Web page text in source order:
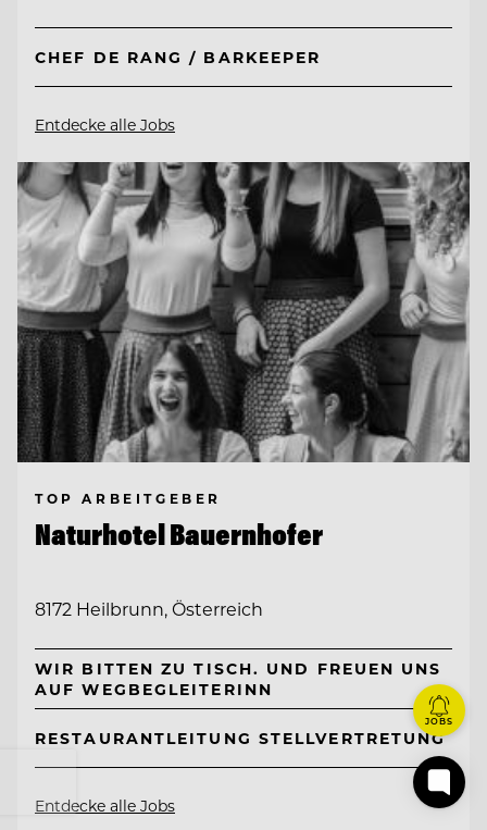
CHEF DE RANG / BARKEEPER
Entdecke alle Jobs
TOP ARBEITGEBER
Naturhotel Bauernhofer
8172 Heilbrunn, Österreich
WIR BITTEN ZU TISCH. UND FREUEN UNS
AUF WEGBEGLEITERINN
RESTAURANTLEITUNG STELLVERTRETUNG
Entdecke alle Jobs
JOBS